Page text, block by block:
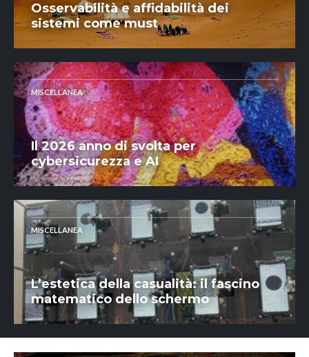
Osservabilità e affidabilità dei
sistemi come must
MISCELLANEA
Il 2026 anno di svolta per
cybersicurezza e AI
MISCELLANEA
L’estetica della casualità: il fascino
matematico dello schermo